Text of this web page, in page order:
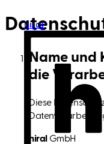
hiral
hiral
Name
die
Diese
hiral GmbH